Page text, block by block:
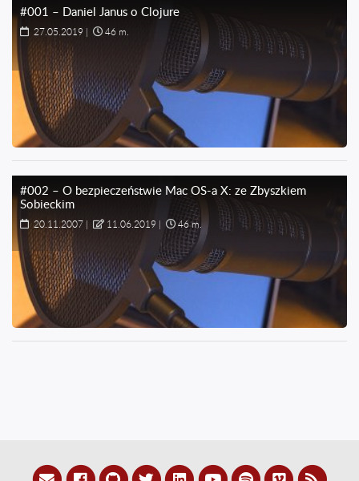
#001 – Daniel Janus o Clojure
27.05.2019 | 46 m.
#002 – O bezpieczeństwie Mac OS-a X: ze Zbyszkiem
Sobieckim
20.11.2007 | 11.06.2019 | 46 m.